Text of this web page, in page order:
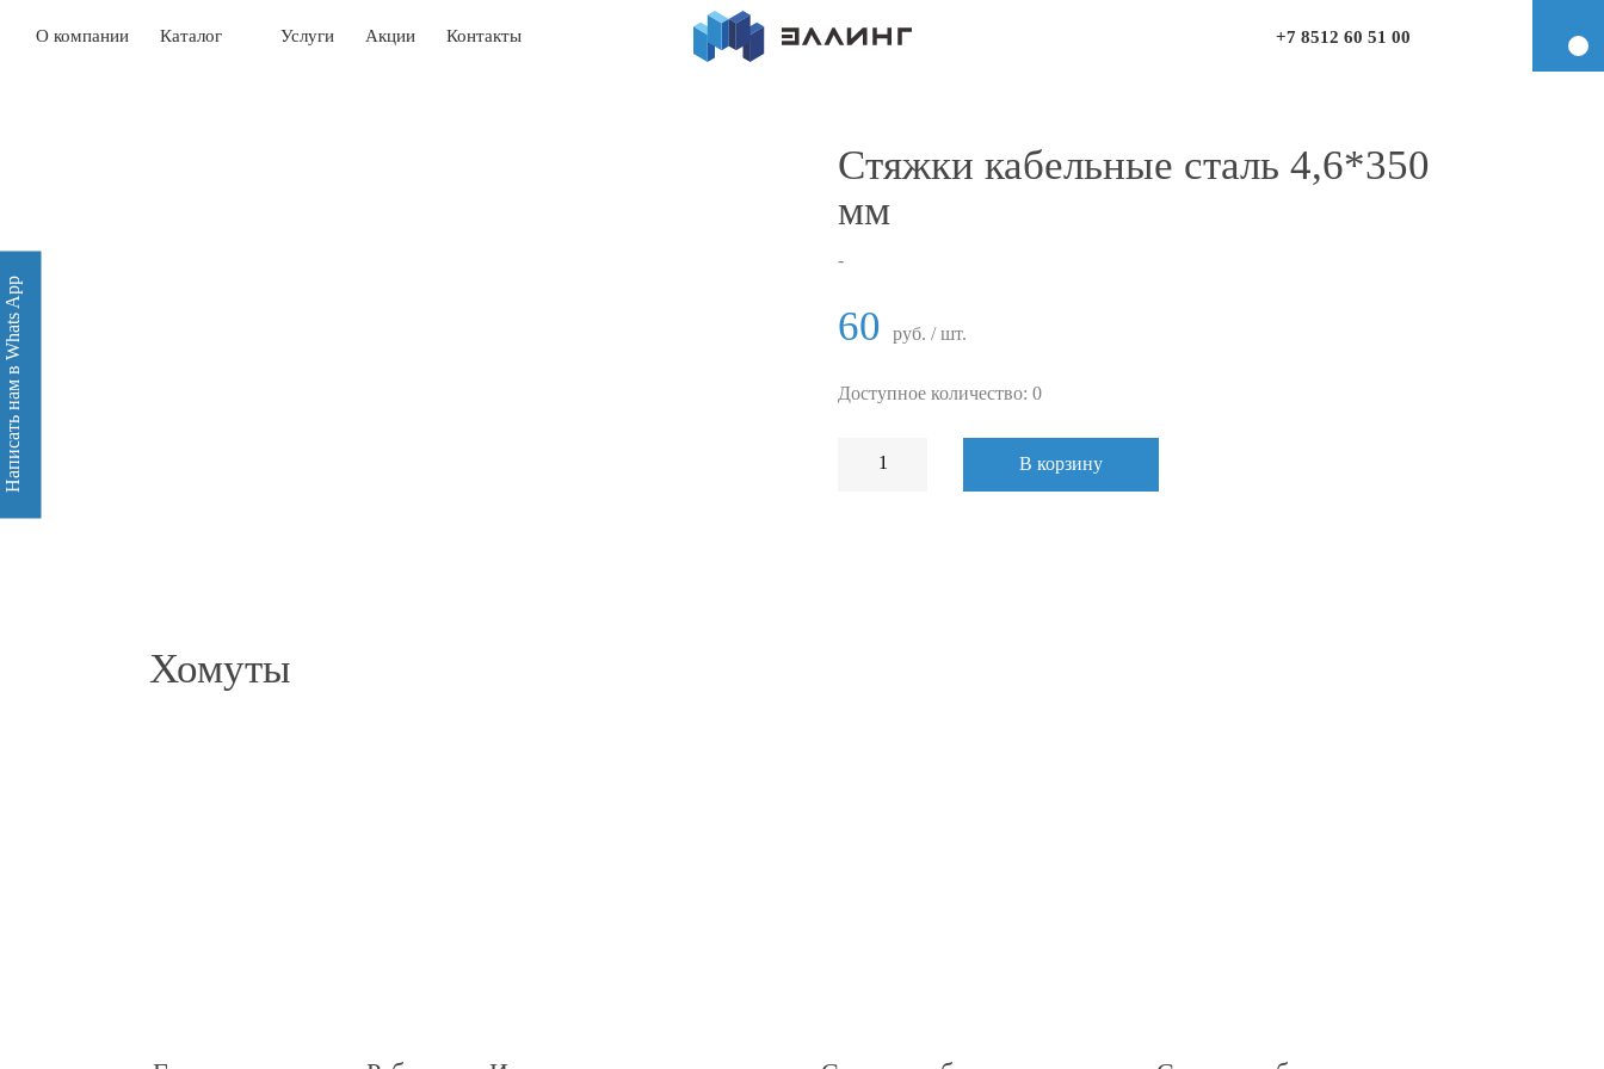
О компании Каталог Услуги Акции Контакты +7 8512 60 51 00
Стяжки кабельные сталь 4,6*350
мм
-
60 руб. / шт.
Доступное количество: 0
В корзину
Хомуты
Написать нам в Whats App